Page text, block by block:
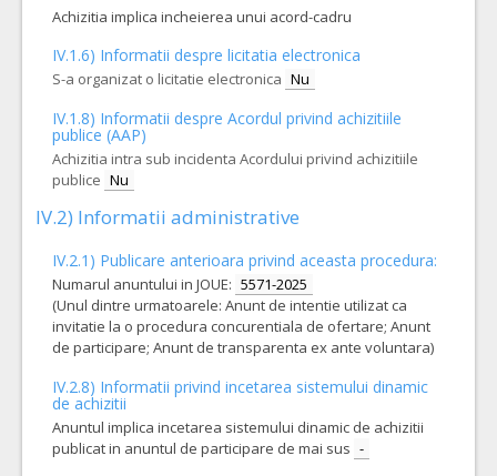
Achizitia implica incheierea unui acord-cadru
IV.1.6) Informatii despre licitatia electronica
S-a organizat o licitatie electronica Nu
IV.1.8) Informatii despre Acordul privind achizitiile
publice (AAP)
Achizitia intra sub incidenta Acordului privind achizitiile
publice Nu
IV.2) Informatii administrative
IV.2.1) Publicare anterioara privind aceasta procedura:
Numarul anuntului in JOUE: 5571-2025
(Unul dintre urmatoarele: Anunt de intentie utilizat ca
invitatie la o procedura concurentiala de ofertare; Anunt
de participare; Anunt de transparenta ex ante voluntara)
IV.2.8) Informatii privind incetarea sistemului dinamic
de achizitii
Anuntul implica incetarea sistemului dinamic de achizitii
publicat in anuntul de participare de mai sus -